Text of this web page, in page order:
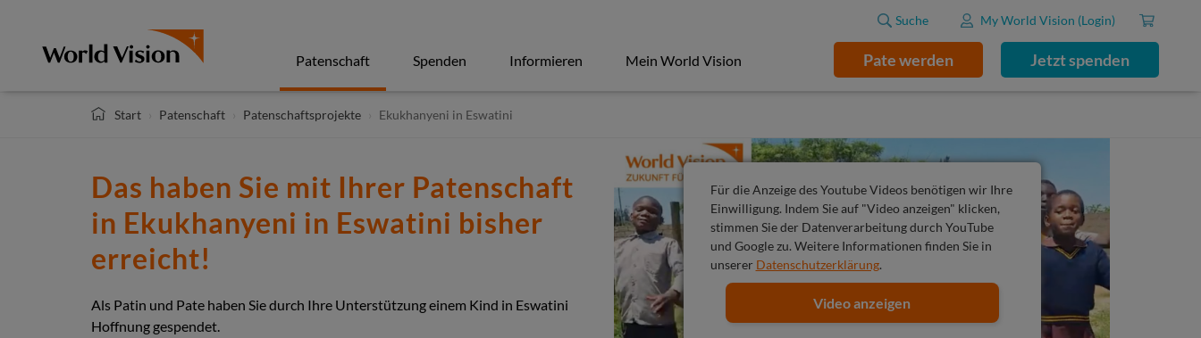
Patenschaft Spenden Informieren Mein World Vision Pate werden Jetzt spenden
Suche My World Vision (Login)
Start Patenschaft Patenschaftsprojekte Ekukhanyeni in Eswatini
Das haben Sie mit Ihrer Patenschaft
in Ekukhanyeni in Eswatini bisher
erreicht!
Als Patin und Pate haben Sie durch Ihre Unterstützung einem Kind in Eswatini
Hoffnung gespendet.
Für die Anzeige des Youtube Videos benötigen wir Ihre
Einwilligung. Indem Sie auf "Video anzeigen" klicken,
stimmen Sie der Datenverarbeitung durch YouTube
und Google zu. Weitere Informationen finden Sie in
unserer Datenschutzerklärung.
Video anzeigen